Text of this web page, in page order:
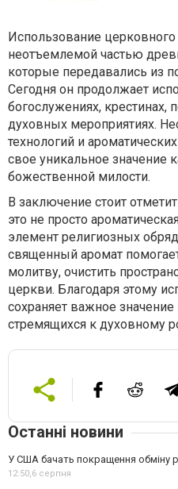
Использование церковного
неотъемлемой частью
которые передавались из
Сегодня он продолжает
богослужениях, крестинах,
духовных мероприятиях.
технологий и
свое уникальное значение
божественной милости.
В заключение стоит
это не просто
элемент религиозных
священный аромат
молитву, очистить
церкви. Благодаря этому
сохраняет важное
стремящихся к духовному
Останні новини
У США бачать покращення обміну
12:50, 6 серпня